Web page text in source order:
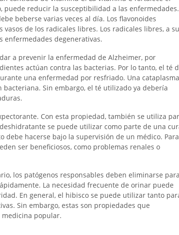
puede reducir la susceptibilidad a las enfermedades.
beberse varias veces al día. Los flavonoides
de los radicales libres. Los radicales libres, a su
enfermedades degenerativas.
a prevenir la enfermedad de Alzheimer, por
actúan contra las bacterias. Por lo tanto, el té
una enfermedad por resfriado. Una cataplasma
Sin embargo, el té utilizado ya debería
Con esta propiedad, también se utiliza
se puede utilizar como parte de una
debe hacerse bajo la supervisión de un médico. Para
ser beneficiosos, como problemas renales o
los patógenos responsables deben eliminarse para
La necesidad frecuente de orinar puede
En general, el hibisco se puede utilizar tanto
Sin embargo, estas son propiedades que
popular.